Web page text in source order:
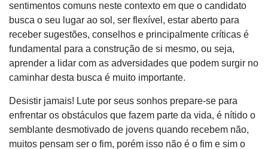
sentimentos comuns neste contexto em que o candidato
busca o seu lugar ao sol, ser flexível, estar aberto para
receber sugestões, conselhos e principalmente críticas é
fundamental para a construção de si mesmo, ou seja,
aprender a lidar com as adversidades que podem surgir no
caminhar desta busca é muito importante.
Desistir jamais! Lute por seus sonhos prepare-se para
enfrentar os obstáculos que fazem parte da vida, é nítido o
semblante desmotivado de jovens quando recebem não,
muitos pensam ser o fim, porém isso não é o fim e sim o